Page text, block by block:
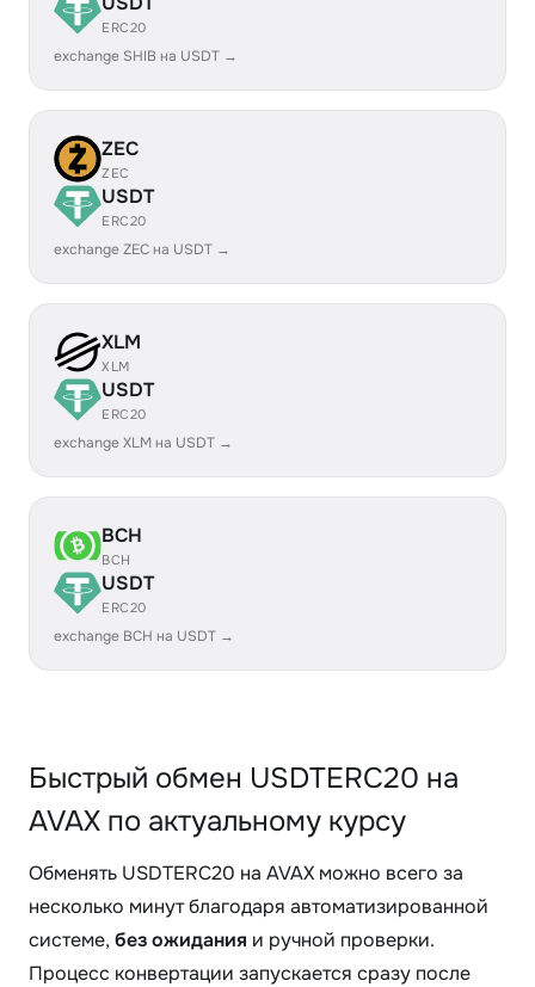
ERC20
exchange SHIB на USDT →
ZEC
ZEC
USDT
ERC20
exchange ZEC на USDT →
XLM
XLM
USDT
ERC20
exchange XLM на USDT →
BCH
BCH
USDT
ERC20
exchange BCH на USDT →
Быстрый обмен USDTERC20 на
AVAX по актуальному курсу
Обменять USDTERC20 на AVAX можно всего за
несколько минут благодаря автоматизированной
системе, без ожидания и ручной проверки.
Процесс конвертации запускается сразу после